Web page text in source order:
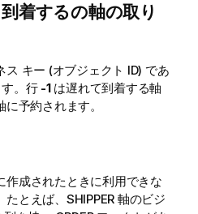
着するの軸の取り
キー (オブジェクト ID) であ
。行 -1は遅れて到着する軸
に予約されます。
作成されたときに利用できな
とえば、SHIPPER 軸のビジ